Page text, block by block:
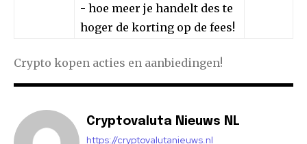
- hoe meer je handelt des te
hoger de korting op de fees!
Crypto kopen acties en aanbiedingen!
Cryptovaluta Nieuws NL
https://cryptovalutanieuws.nl